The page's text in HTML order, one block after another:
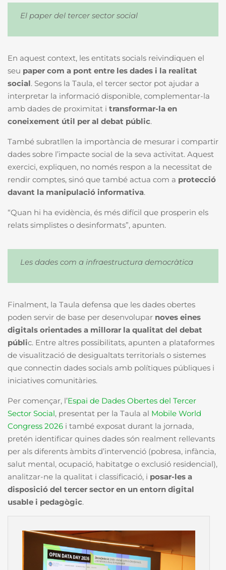
El paper del tercer sector social
En aquest context, les entitats socials reivindiquen el
seu paper com a pont entre les dades i la realitat
social. Segons la Taula, el tercer sector pot ajudar a
interpretar la informació disponible, complementar-la
amb dades de proximitat i transformar-la en
coneixement útil per al debat públic.
També subratllen la importància de mesurar i compartir
dades sobre l’impacte social de la seva activitat. Aquest
exercici, expliquen, no només respon a la necessitat de
rendir comptes, sinó que també actua com a protecció
davant la manipulació informativa.
“Quan hi ha evidència, és més difícil que prosperin els
relats simplistes o desinformats”, apunten.
Les dades com a infraestructura democràtica
Finalment, la Taula defensa que les dades obertes
poden servir de base per desenvolupar noves eines
digitals orientades a millorar la qualitat del debat
públic. Entre altres possibilitats, apunten a plataformes
de visualització de desigualtats territorials o sistemes
que connectin dades socials amb polítiques públiques i
iniciatives comunitàries.
Per començar, l’Espai de Dades Obertes del Tercer
Sector Social, presentat per la Taula al Mobile World
Congress 2026 i també exposat durant la jornada,
pretén identificar quines dades són realment rellevants
per als diferents àmbits d’intervenció (pobresa, infància,
salut mental, ocupació, habitatge o exclusió residencial),
analitzar-ne la qualitat i classificació, i posar-les a
disposició del tercer sector en un entorn digital
usable i pedagògic.